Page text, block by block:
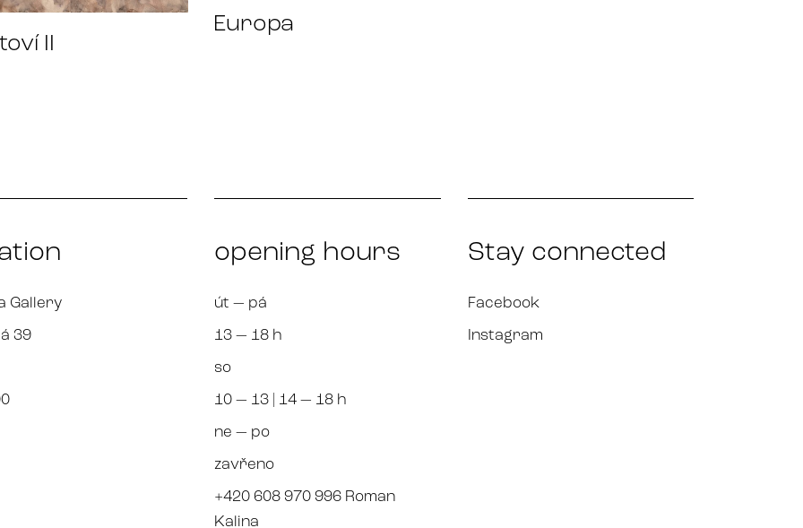
II
Europa
Gallery
39
opening hours
út — pá
13 — 18 h
so
10 — 13 | 14 — 18 h
ne — po
zavřeno
+420 608 970 996 Roman
Kalina
Stay connected
Facebook
Instagram